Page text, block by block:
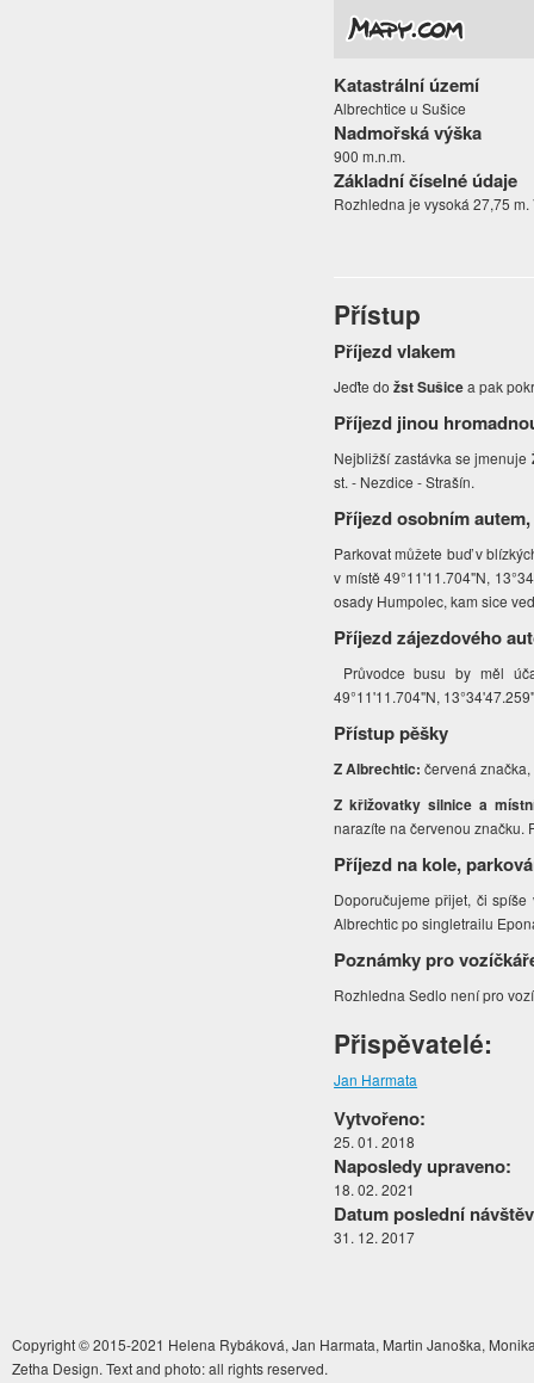
Katastrální území
Albrechtice u Sušice
Nadmořská výška
900 m.n.m.
Základní číselné údaje
Rozhledna je vysoká 27,75
Přístup
Příjezd vlakem
Jeďte dožst Sušicea pak
Příjezd jinou
Nejbližší zastávka se jmenuje
st. - Nezdice - Strašín.
Příjezd osobním
Parkovat můžete buď v
v místě 49°11'11.704"N,
osady Humpolec, kam sice
Příjezd zájezdového
Průvodce busu by měl
49°11'11.704"N,
Přístup pěšky
Z Albrechtic: červená
Z křižovatky silnice a
narazíte na červenou značku.
Příjezd na kole,
Doporučujeme přijet, či
Albrechtic po singletrailu
Poznámky pro
Rozhledna Sedlo není pro
Přispěvatelé:
Jan Harmata
Vytvořeno:
25. 01. 2018
Naposledy upraveno:
18. 02. 2021
Datum poslední
31. 12. 2017
Copyright © 2015-2021 Helena Rybáková, Jan Harmata, Martin Janoška,
Zetha Design. Text and photo: all rights reserved.